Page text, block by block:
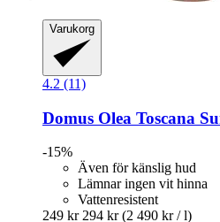
Varukorg
4.2 (11)
Domus Olea Toscana
-15%
Även för känslig hud
Lämnar ingen vit hinna
Vattenresistent
249 kr 294 kr (2 490 kr / l)